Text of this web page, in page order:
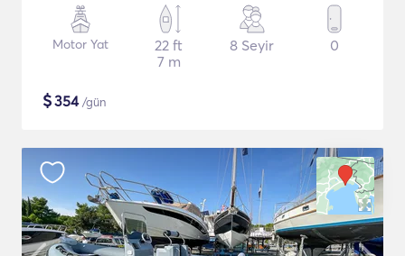
Motor Yat
22 ft
7 m
8 Seyir 0
$354/gün